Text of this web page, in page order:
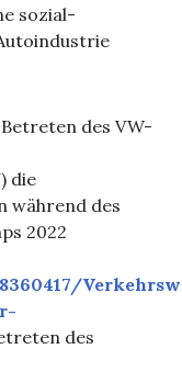
sozial-
des VW-
) die
während des
2022
des